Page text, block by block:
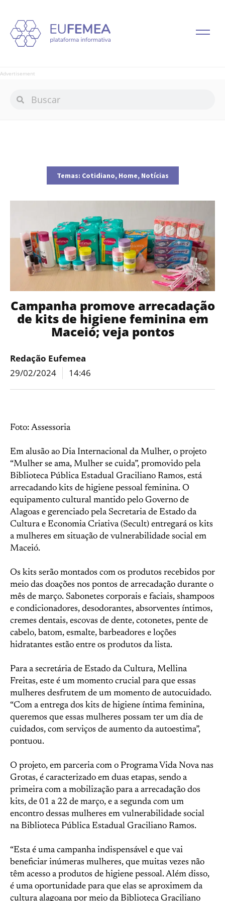
Advertisement
Temas: Cotidiano, Home, Notícias
Campanha promove arrecadação
de kits de higiene feminina em
Maceió; veja pontos
Redação Eufemea
29/02/2024
14:46
Foto: Assessoria
Em alusão ao Dia Internacional da Mulher, o projeto
“Mulher se ama, Mulher se cuida”, promovido pela
Biblioteca Pública Estadual Graciliano Ramos, está
arrecadando kits de higiene pessoal feminina. O
equipamento cultural mantido pelo Governo de
Alagoas e gerenciado pela Secretaria de Estado da
Cultura e Economia Criativa (Secult) entregará os kits
a mulheres em situação de vulnerabilidade social em
Maceió.
Os kits serão montados com os produtos recebidos por
meio das doações nos pontos de arrecadação durante o
mês de março. Sabonetes corporais e faciais, shampoos
e condicionadores, desodorantes, absorventes íntimos,
cremes dentais, escovas de dente, cotonetes, pente de
cabelo, batom, esmalte, barbeadores e loções
hidratantes estão entre os produtos da lista.
Para a secretária de Estado da Cultura, Mellina
Freitas, este é um momento crucial para que essas
mulheres desfrutem de um momento de autocuidado.
“Com a entrega dos kits de higiene íntima feminina,
queremos que essas mulheres possam ter um dia de
cuidados, com serviços de aumento da autoestima”,
pontuou.
O projeto, em parceria com o Programa Vida Nova nas
Grotas, é caracterizado em duas etapas, sendo a
primeira com a mobilização para a arrecadação dos
kits, de 01 a 22 de março, e a segunda com um
encontro dessas mulheres em vulnerabilidade social
na Biblioteca Pública Estadual Graciliano Ramos.
“Esta é uma campanha indispensável e que vai
beneficiar inúmeras mulheres, que muitas vezes não
têm acesso a produtos de higiene pessoal. Além disso,
é uma oportunidade para que elas se aproximem da
cultura alagoana por meio da Biblioteca Graciliano